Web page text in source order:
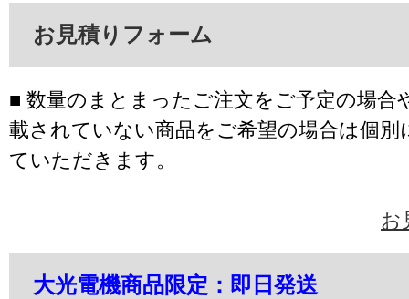
お見積りフォーム
■ 数量のまとまったご注文をご予定の場合
載されていない商品をご希望の場合は個別
ていただきます。
お
大光電機商品限定：即日発送